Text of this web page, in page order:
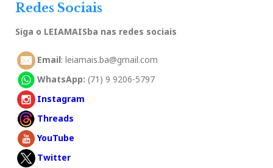
Redes Sociais
Siga o LEIAMAISba nas redes sociais
Email: leiamais.ba@gmail.com
WhatsApp: (71) 9 9206-5797
Instagram
Threads
YouTube
Twitter